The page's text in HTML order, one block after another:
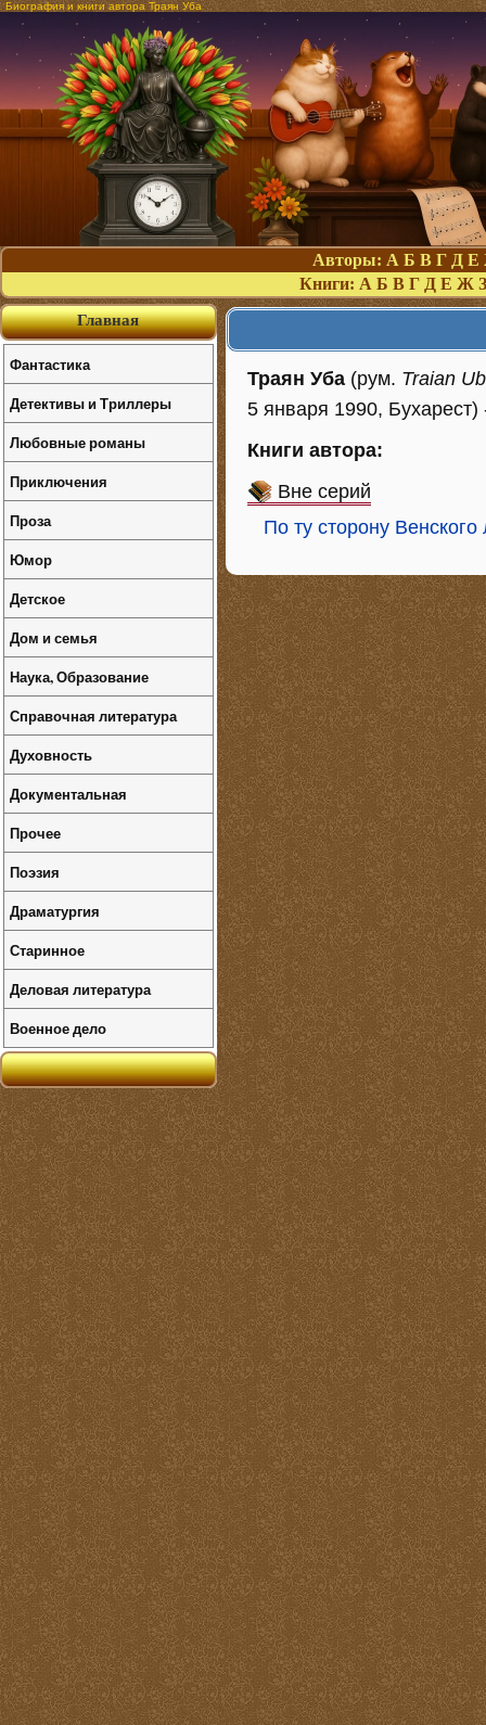
Биография и книги автора Траян Уба
Авторы: А Б В Г Д Е
Книги: А Б В Г Д Е Ж З
Траян Уба (рум. Traian
5 января 1990,
Книги автора:
Вне серий
По ту сторону Венского
Главная
Фантастика
Детективы и Триллеры
Любовные романы
Приключения
Проза
Юмор
Детское
Дом и семья
Наука, Образование
Справочная литература
Духовность
Документальная
Прочее
Поэзия
Драматургия
Старинное
Деловая литература
Военное дело